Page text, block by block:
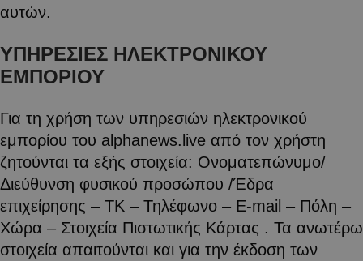
αυτών.
ΥΠΗΡΕΣΙΕΣ ΗΛΕΚΤΡΟΝΙΚΟΥ
ΕΜΠΟΡΙΟΥ
Για τη χρήση των υπηρεσιών ηλεκτρονικού
εμπορίου του alphanews.live από τον χρήστη
ζητούνται τα εξής στοιχεία: Ονοματεπώνυμο/
Διεύθυνση φυσικού προσώπου /Έδρα
επιχείρησης – ΤΚ – Τηλέφωνο – E-mail – Πόλη –
Χώρα – Στοιχεία Πιστωτικής Κάρτας . Τα ανωτέρω
στοιχεία απαιτούνται και για την έκδοση των